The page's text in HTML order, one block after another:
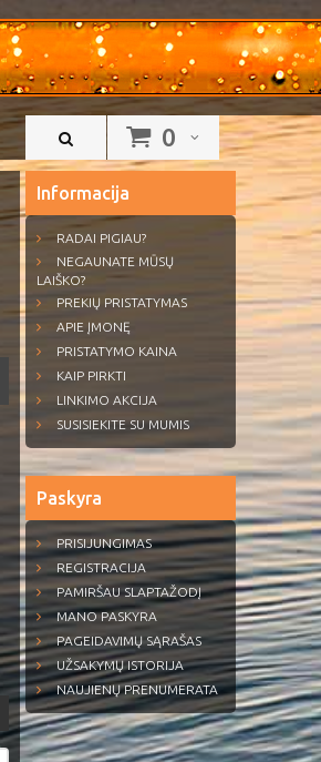
0
Informacija
RADAI PIGIAU?
NEGAUNATE MŪSŲ
LAIŠKO?
PREKIŲ PRISTATYMAS
APIE ĮMONĘ
PRISTATYMO KAINA
KAIP PIRKTI
LINKIMO AKCIJA
SUSISIEKITE SU MUMIS
Paskyra
PRISIJUNGIMAS
REGISTRACIJA
PAMIRŠAU SLAPTAŽODĮ
MANO PASKYRA
PAGEIDAVIMŲ SĄRAŠAS
UŽSAKYMŲ ISTORIJA
NAUJIENŲ PRENUMERATA